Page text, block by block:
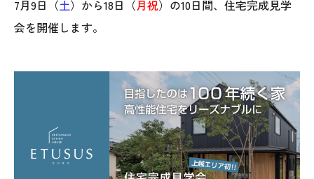
7月9日（土）から18日（月祝）の10日間、住宅完成見学
会を開催します。